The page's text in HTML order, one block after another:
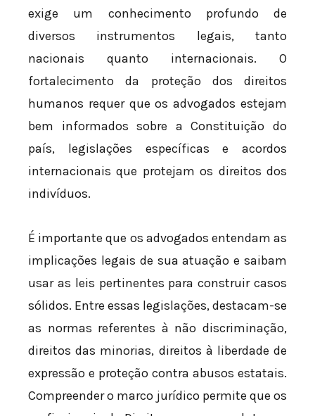
exige um conhecimento profundo de
diversos instrumentos legais, tanto
nacionais quanto internacionais. O
fortalecimento da proteção dos direitos
humanos requer que os advogados estejam
bem informados sobre a Constituição do
país, legislações específicas e acordos
internacionais que protejam os direitos dos
indivíduos.
É importante que os advogados entendam as
implicações legais de sua atuação e saibam
usar as leis pertinentes para construir casos
sólidos. Entre essas legislações, destacam-se
as normas referentes à não discriminação,
direitos das minorias, direitos à liberdade de
expressão e proteção contra abusos estatais.
Compreender o marco jurídico permite que os